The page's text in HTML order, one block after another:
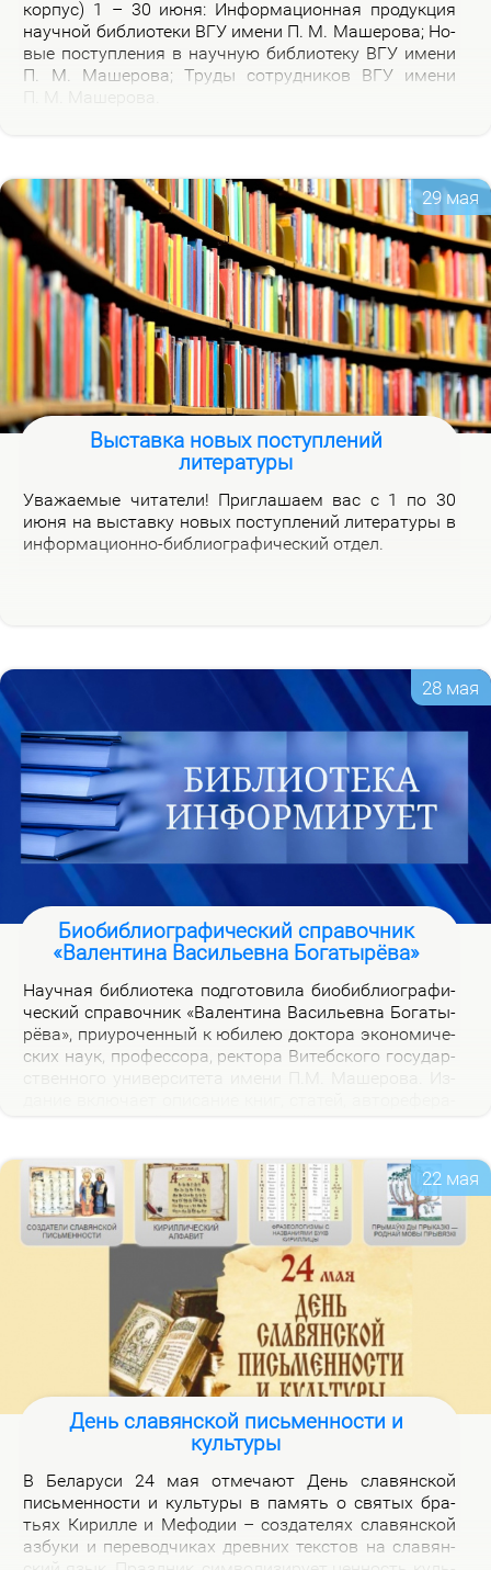
кор­пус) 1 – 30 июня: Ин­фор­ма­ци­он­ная про­дук­ция
на­уч­ной биб­лио­те­ки ВГУ име­ни П. М. Ма­ше­ро­ва; Но­
вые по­ступ­ле­ния в на­уч­ную биб­лио­те­ку ВГУ име­ни
П. М. Ма­ше­ро­ва; Тру­ды со­труд­ни­ков ВГУ име­ни
29 мая
Выставка новых поступлений
литературы
Ува­жа­е­мые чи­та­те­ли! При­гла­ша­ем вас с 1 по 30
июня на вы­став­ку но­вых по­ступ­ле­ний ли­те­ра­ту­ры в
ин­фор­ма­ци­он­но-биб­лио­гра­фи­че­ский от­дел.
28 мая
Биобиблиографический справочник
«Валентина Васильевна Богатырёва»
На­уч­ная биб­лио­те­ка под­го­то­ви­ла био­биб­лио­гра­фи­
че­ский спра­воч­ник «Ва­лен­ти­на Ва­си­льев­на Бо­га­ты­
рё­ва», при­уро­чен­ный к юби­лею док­то­ра эко­но­ми­че­
ских на­ук, про­фес­со­ра, рек­то­ра Ви­теб­ско­го го­судар­
22 мая
День славянской письменности и
культуры
В Бе­ла­ру­си 24 мая от­ме­ча­ют День сла­вян­ской
пись­мен­но­сти и куль­ту­ры в па­мять о свя­тых бра­
тьях Ки­рил­ле и Ме­фо­дии – со­зда­те­лях сла­вян­ской
аз­бу­ки и пе­ре­вод­чи­ках древ­них тек­стов на сла­вян­